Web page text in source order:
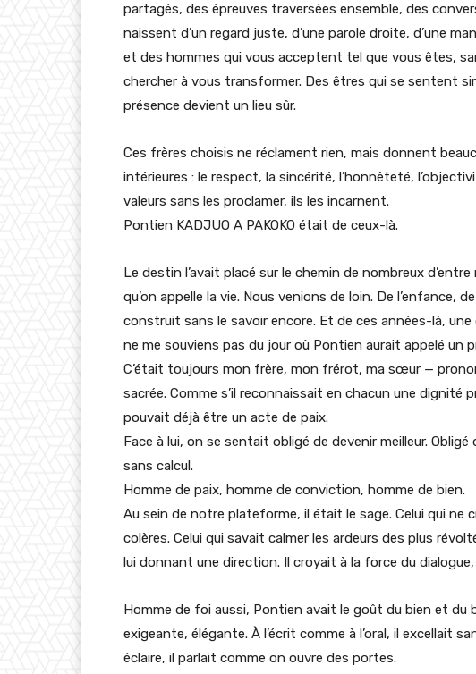
partagés, des épreuves traversées ensemble, des
naissent d’un regard juste, d’une parole droite, d’une
et des hommes qui vous acceptent tel que vous êtes,
chercher à vous transformer. Des êtres qui se sentent
présence devient un lieu sûr.
Ces frères choisis ne réclament rien, mais donnent
intérieures : le respect, la sincérité, l’honnêteté,
valeurs sans les proclamer, ils les incarnent.
Pontien KADJUO A PAKOKO était de ceux-là.
Le destin l’avait placé sur le chemin de nombreux
qu’on appelle la vie. Nous venions de loin. De l’enfance,
construit sans le savoir encore. Et de ces années-là,
ne me souviens pas du jour où Pontien aurait appelé un
C’était toujours mon frère, mon frérot, ma sœur —
sacrée. Comme s’il reconnaissait en chacun une dignité
pouvait déjà être un acte de paix.
Face à lui, on se sentait obligé de devenir meilleur.
sans calcul.
Homme de paix, homme de conviction, homme de bien.
Au sein de notre plateforme, il était le sage. Celui qui ne
colères. Celui qui savait calmer les ardeurs des plus
lui donnant une direction. Il croyait à la force du
Homme de foi aussi, Pontien avait le goût du bien et du
exigeante, élégante. À l’écrit comme à l’oral, il excellait
éclaire, il parlait comme on ouvre des portes.